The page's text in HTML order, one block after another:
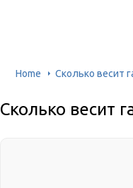
Home Сколько весит
Сколько весит